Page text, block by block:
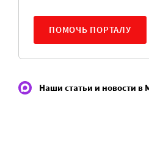
ПОМОЧЬ ПОРТАЛУ
Наши статьи и новости в